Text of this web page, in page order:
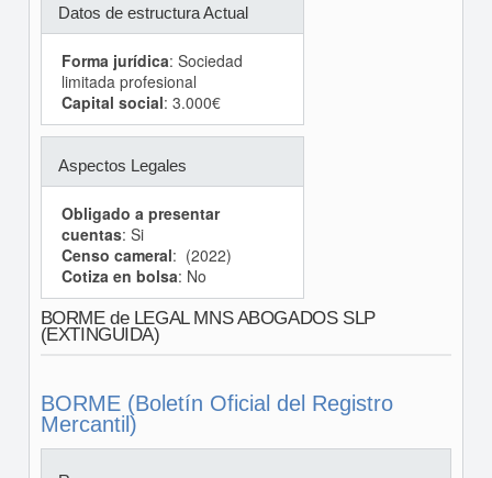
Datos de estructura Actual
Forma jurídica: Sociedad
limitada profesional
Capital social: 3.000€
Aspectos Legales
Obligado a presentar
cuentas: Si
Censo cameral: (2022)
Cotiza en bolsa: No
BORME de LEGAL MNS ABOGADOS SLP
(EXTINGUIDA)
BORME (Boletín Oficial del Registro
Mercantil)